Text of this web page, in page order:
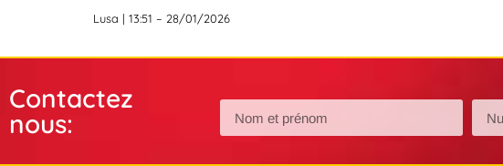
Lusa | 13:51 – 28/01/2026
Contactez
nous: